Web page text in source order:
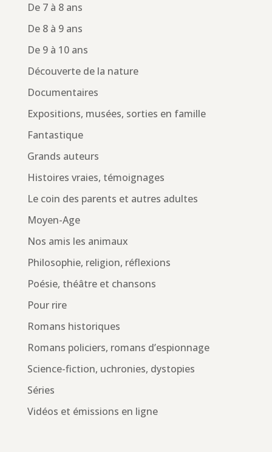
De 7 à 8 ans
De 8 à 9 ans
De 9 à 10 ans
Découverte de la nature
Documentaires
Expositions, musées, sorties en famille
Fantastique
Grands auteurs
Histoires vraies, témoignages
Le coin des parents et autres adultes
Moyen-Age
Nos amis les animaux
Philosophie, religion, réflexions
Poésie, théâtre et chansons
Pour rire
Romans historiques
Romans policiers, romans d’espionnage
Science-fiction, uchronies, dystopies
Séries
Vidéos et émissions en ligne